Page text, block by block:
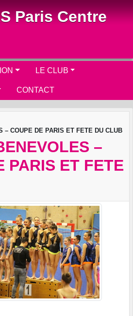
Paris Centre
LE CLUB
CONTACT
– COUPE DE PARIS ET FETE DU CLUB
–
PARIS ET FETE